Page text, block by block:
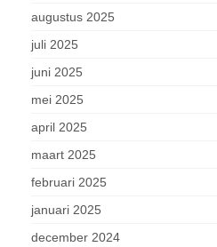
augustus 2025
juli 2025
juni 2025
mei 2025
april 2025
maart 2025
februari 2025
januari 2025
december 2024